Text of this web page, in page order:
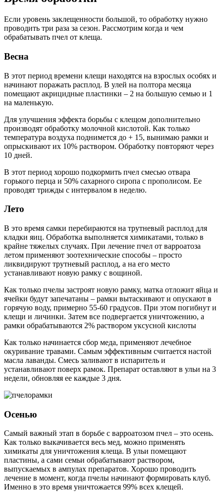
Если уровень заклещенности большой, то обработку нужно
проводить три раза за сезон. Рассмотрим когда и чем
обрабатывать пчел от клеща.
Весна
В этот период времени клещи находятся на взрослых особях и
начинают поражать расплод. В улей на полтора месяца
помещают акрицидные пластинки – 2 на большую семью и 1
на маленькую.
Для улучшения эффекта борьбы с клещом дополнительно
производят обработку молочной кислотой. Как только
температура воздуха поднимется до + 15, вынимаю рамки и
опрыскивают их 10% раствором. Обработку повторяют через
10 дней.
В этот период хорошо подкормить пчел смесью отвара
горького перца и 50% сахарного сиропа с прополисом. Ее
проводят трижды с интервалом в неделю.
Лето
В это время самки перебираются на трутневый расплод для
кладки яиц. Обработка выполняется химикатами, только в
крайне тяжелых случаях. При лечение пчел от варроатоза
летом применяют зоотехнические способы – просто
ликвидируют трутневый расплод, а на его место
устанавливают новую рамку с вощиной.
Как только пчелы застроят новую рамку, матка отложит яйца и
ячейки будут запечатаны – рамки вытаскивают и опускают в
горячую воду, примерно 55-60 градусов. При этом погибнут и
клещи и личинки. Затем все подвергается уничтожению, а
рамки обрабатываются 2% раствором уксусной кислоты
Как только начинается сбор меда, применяют лечебное
окуривание травами. Самым эффективным считается настой
масла лаванды. Смесь заливают в испаритель и
устанавливают поверх рамок. Препарат оставляют в ульи на 3
недели, обновляя ее каждые 3 дня.
Осенью
Самый важный этап в борьбе с варроатозом пчел – это осень.
Как только выкачивается весь мед, можно применять
химикаты для уничтожения клеща. В ульи помещают
пластины, а сами семьи обрабатывают раствором,
выпускаемых в ампулах препаратов. Хорошо проводить
лечение в момент, когда пчелы начинают формировать клуб.
Именно в это время уничтожается 99% всех клещей.